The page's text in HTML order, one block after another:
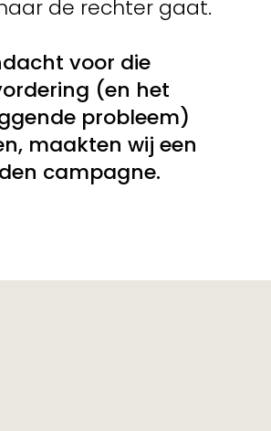
de rechter gaat.
voor die
(en het
probleem)
maakten wij een
campagne.